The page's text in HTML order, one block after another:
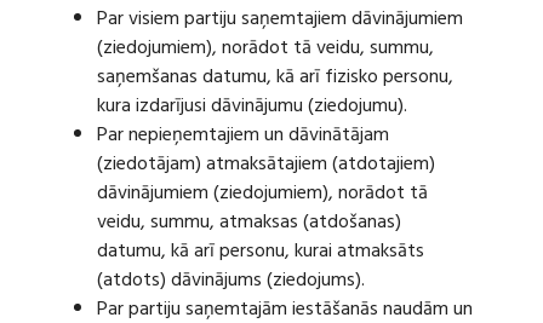
Par visiem partiju saņemtajiem dāvinājumiem
(ziedojumiem), norādot tā veidu, summu,
saņemšanas datumu, kā arī fizisko personu,
kura izdarījusi dāvinājumu (ziedojumu).
Par nepieņemtajiem un dāvinātājam
(ziedotājam) atmaksātajiem (atdotajiem)
dāvinājumiem (ziedojumiem), norādot tā
veidu, summu, atmaksas (atdošanas)
datumu, kā arī personu, kurai atmaksāts
(atdots) dāvinājums (ziedojums).
Par partiju saņemtajām iestāšanās naudām un